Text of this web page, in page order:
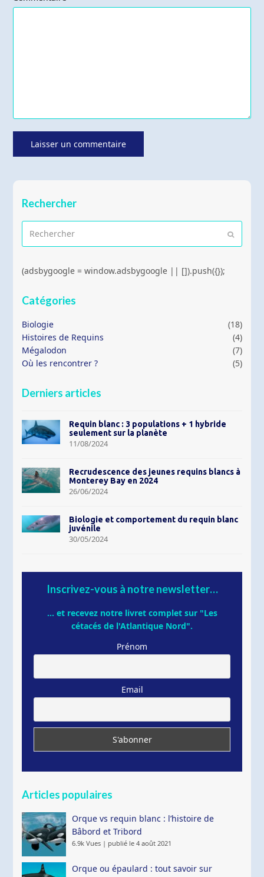
Rechercher
Envoyer
(adsbygoogle = window.adsbygoogle || []).push({});
Catégories
Biologie
(18)
Histoires de Requins
(4)
Mégalodon
(7)
Où les rencontrer ?
(5)
Derniers articles
Requin blanc : 3 populations + 1 hybride
seulement sur la planète
11/08/2024
Recrudescence des jeunes requins blancs à
Monterey Bay en 2024
26/06/2024
Biologie et comportement du requin blanc
juvénile
30/05/2024
Inscrivez-vous à notre newsletter…
... et recevez notre livret complet sur "Les
cétacés de l'Atlantique Nord".
Prénom
Email
Articles populaires
Orque vs requin blanc : l’histoire de
Bâbord et Tribord
6.9k Vues | publié le 4 août 2021
Orque ou épaulard : tout savoir sur